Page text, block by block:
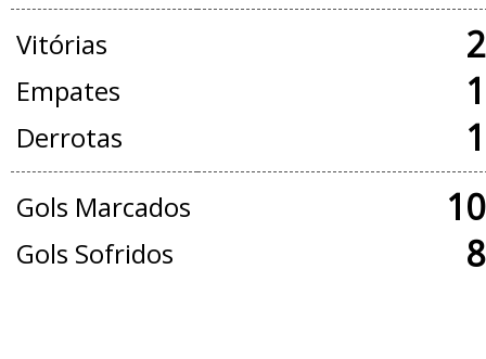
Vitórias
Empates
Derrotas
Gols Marcados
Gols Sofridos